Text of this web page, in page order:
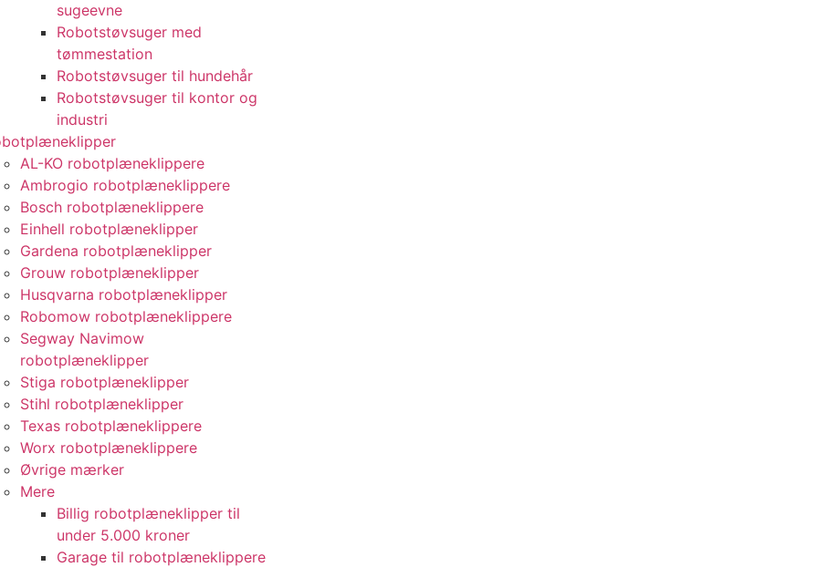
sugeevne
Robotstøvsuger med
tømmestation
Robotstøvsuger til hundehår
Robotstøvsuger til kontor og
industri
AL-KO robotplæneklippere
Ambrogio robotplæneklippere
Bosch robotplæneklippere
Einhell robotplæneklipper
Gardena robotplæneklipper
Grouw robotplæneklipper
Husqvarna robotplæneklipper
Robomow robotplæneklippere
Segway Navimow
robotplæneklipper
Stiga robotplæneklipper
Stihl robotplæneklipper
Texas robotplæneklippere
Worx robotplæneklippere
Øvrige mærker
Mere
Billig robotplæneklipper til
under 5.000 kroner
Garage til robotplæneklippere